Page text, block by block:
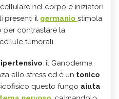
nel corpo e iniziatori
presenti il germanio stimola
per contrastare la
tumorali.
: il Ganoderma
allo stress ed è un tonico
questo fungo aiuta